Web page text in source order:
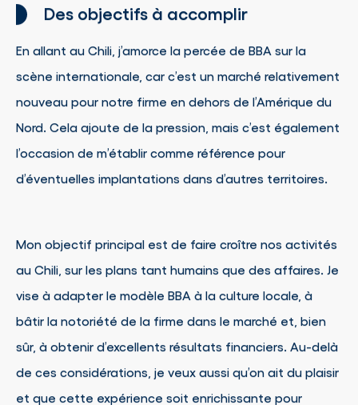
Des objectifs à accomplir
En allant au Chili, j’amorce la percée de BBA sur la
scène internationale, car c’est un marché relativement
nouveau pour notre firme en dehors de l’Amérique du
Nord. Cela ajoute de la pression, mais c’est également
l’occasion de m’établir comme référence pour
d’éventuelles implantations dans d’autres territoires.
Mon objectif principal est de faire croître nos activités
au Chili, sur les plans tant humains que des affaires. Je
vise à adapter le modèle BBA à la culture locale, à
bâtir la notoriété de la firme dans le marché et, bien
sûr, à obtenir d’excellents résultats financiers. Au-delà
de ces considérations, je veux aussi qu’on ait du plaisir
et que cette expérience soit enrichissante pour